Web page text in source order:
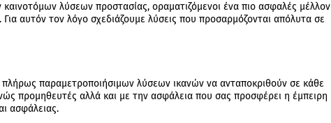
λύσεων προστασίας, οραματιζόμενοι ένα πιο ασφαλές μέλλον
αυτόν τον λόγο σχεδιάζουμε λύσεις που προσαρμόζονται απόλυτα σε
παραμετροποιήσιμων λύσεων ικανών να ανταποκριθούν σε κάθε
προμηθευτές αλλά και με την ασφάλεια που σας προσφέρει η έμπειρη
ασφάλειας.